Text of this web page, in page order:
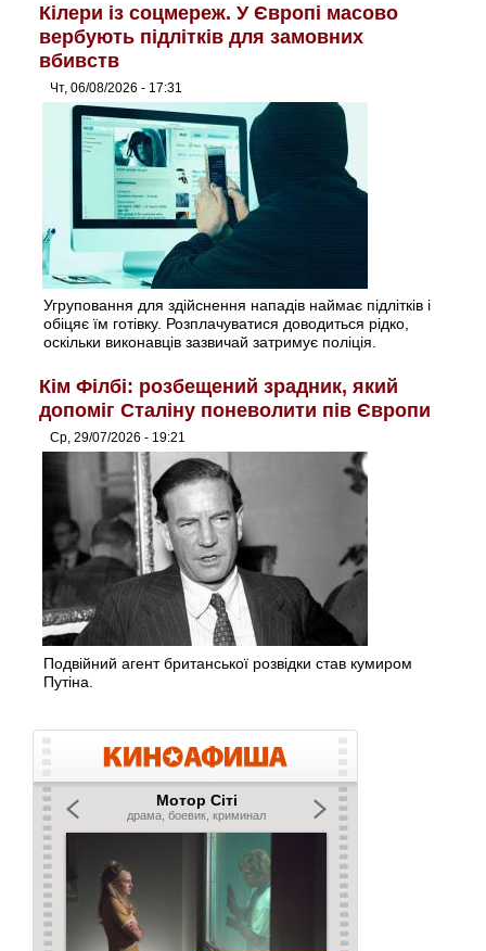
Кілери із соцмереж. У Європі масово
вербують підлітків для замовних
вбивств
Чт, 06/08/2026 - 17:31
Угруповання для здійснення нападів наймає підлітків і
обіцяє їм готівку. Розплачуватися доводиться рідко,
оскільки виконавців зазвичай затримує поліція.
Кім Філбі: розбещений зрадник, який
допоміг Сталіну поневолити пів Європи
Ср, 29/07/2026 - 19:21
Подвійний агент британської розвідки став кумиром
Путіна.